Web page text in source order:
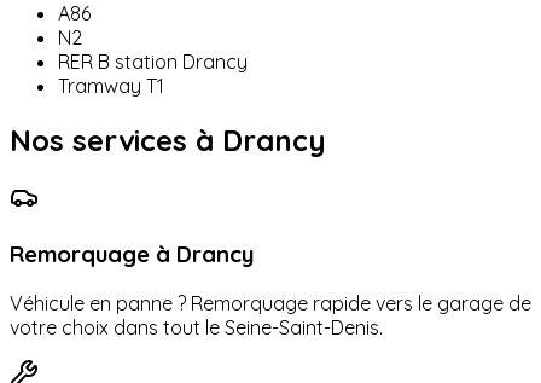
A86
N2
RER B station Drancy
Tramway T1
Nos services à Drancy
Remorquage à Drancy
Véhicule en panne ? Remorquage rapide vers le garage de
votre choix dans tout le Seine-Saint-Denis.